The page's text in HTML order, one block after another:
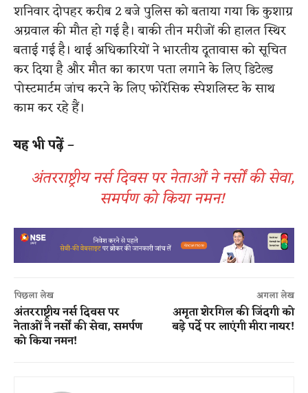
शनिवार दोपहर करीब 2 बजे पुलिस को बताया गया कि कुशाग्र
अग्रवाल की मौत हो गई है। बाकी तीन मरीजों की हालत स्थिर
बताई गई है। थाई अधिकारियों ने भारतीय दूतावास को सूचित
कर दिया है और मौत का कारण पता लगाने के लिए डिटेल्ड
पोस्टमार्टम जांच करने के लिए फोरेंसिक स्पेशलिस्ट के साथ
काम कर रहे हैं।
यह भी पढ़ें –
अंतरराष्ट्रीय नर्स दिवस पर नेताओं ने नर्सों की सेवा,
समर्पण को किया नमन!
पिछला लेख
अंतरराष्ट्रीय नर्स दिवस पर
नेताओं ने नर्सों की सेवा, समर्पण
को किया नमन!
अगला लेख
अमृता शेरगिल की जिंदगी को
बड़े पर्दे पर लाएंगी मीरा नायर!